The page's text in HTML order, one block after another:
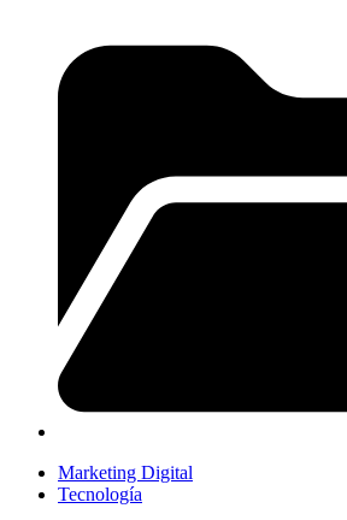
Marketing Digital
Tecnología